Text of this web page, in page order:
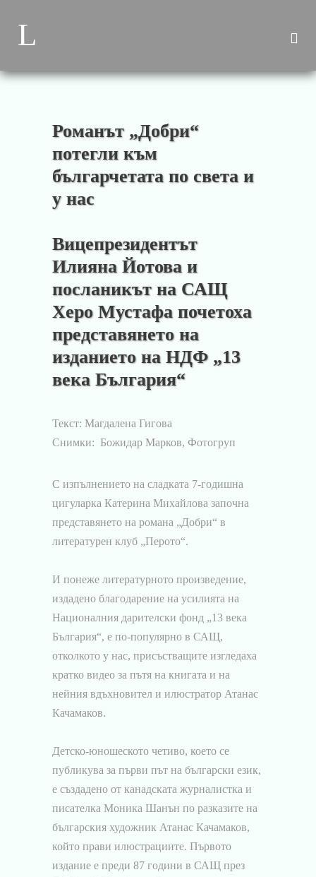
Романът „Добри“
потегли към
българчетата по света и
у нас
Вицепрезидентът
Илияна Йотова и
посланикът на САЩ
Херо Мустафа почетоха
представянето на
изданието на НДФ „13
века България“
Текст: Магдалена Гигова
Снимки: Божидар Марков, Фотогруп
С изпълнението на сладката 7-годишна
цигуларка Катерина Михайлова започна
представянето на романа „Добри“ в
литературен клуб „Перото“.
И понеже литературното произведение,
издадено благодарение на усилията на
Националния дарителски фонд „13 века
България“, е по-популярно в САЩ,
отколкото у нас, присъстващите изгледаха
кратко видео за пътя на книгата и на
нейния вдъхновител и илюстратор Атанас
Качамаков.
Детско-юношеското четиво, което се
публикува за първи път на български език,
е създадено от канадската журналистка и
писателка Моника Шанън по разказите на
българския художник Атанас Качамаков,
който прави илюстрациите. Първото
издание е преди 87 години в САЩ през